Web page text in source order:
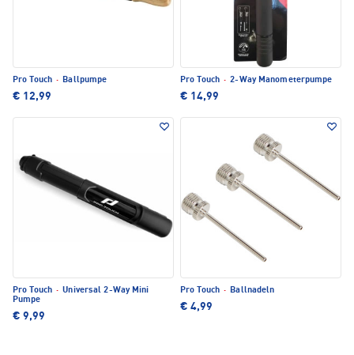
Pro Touch · Ballpumpe
€ 12,99
Pro Touch · 2-Way Manometerpumpe
€ 14,99
Pro Touch · Universal 2-Way Mini
Pumpe
€ 9,99
Pro Touch · Ballnadeln
€ 4,99